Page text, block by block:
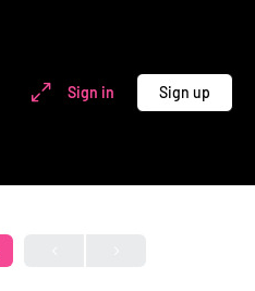
Sign in Sign up